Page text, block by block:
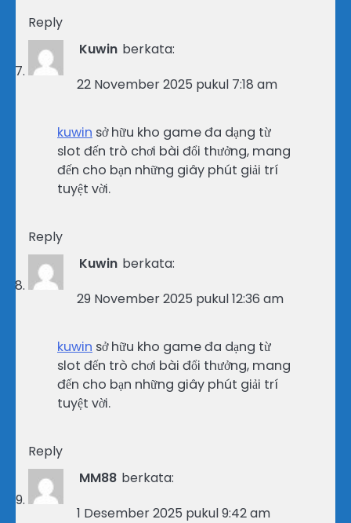
Reply
Kuwin berkata:
22 November 2025 pukul 7:18 am
kuwin sở hữu kho game đa dạng từ
slot đến trò chơi bài đổi thưởng, mang
đến cho bạn những giây phút giải trí
tuyệt vời.
Reply
Kuwin berkata:
29 November 2025 pukul 12:36 am
kuwin sở hữu kho game đa dạng từ
slot đến trò chơi bài đổi thưởng, mang
đến cho bạn những giây phút giải trí
tuyệt vời.
Reply
MM88 berkata:
1 Desember 2025 pukul 9:42 am